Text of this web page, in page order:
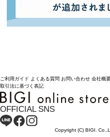
ご利用ガイド よくある質問 お問い合わせ 会社概
取引法に基づく表記
OFFICIAL SNS
Copyright (C) BIGI.